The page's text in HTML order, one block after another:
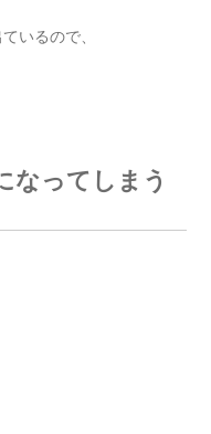
いるので、
なってしまう